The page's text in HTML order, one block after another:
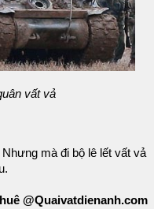
vất vả
Nhưng mà đi bộ lê lết vất vả
@Quaivatdienanh.com